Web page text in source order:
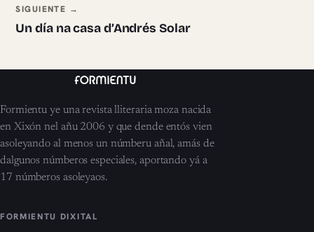
SIGUIENTE →
Un día na casa d’Andrés Solar
Formientu ye una revista lliteraria moza nacida
en Xixón nel añu 2006 y que dende entós vien
asoleyando al menos un númberu añal, amás de
dalgunos númberos especiales, aportando yá a
17 númberos asoleyaos.
FORMIENTU DIXITAL